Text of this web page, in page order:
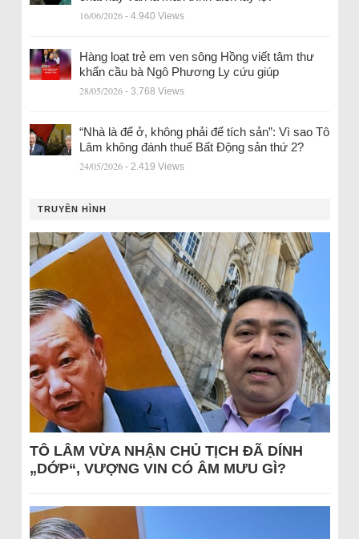
16/06/2026 - 4.940 Views
Hàng loạt trẻ em ven sông Hồng viết tâm thư
khẩn cầu bà Ngô Phương Ly cứu giúp
28/05/2026 - 3.768 Views
“Nhà là để ở, không phải để tích sản”: Vì sao Tô
Lâm không đánh thuế Bất Động sản thứ 2?
24/05/2026 - 2.419 Views
TRUYỀN HÌNH
TÔ LÂM VỪA NHẬN CHỦ TỊCH ĐÃ DÍNH
„DỚP“, VƯỢNG VIN CÓ ÂM MƯU GÌ?